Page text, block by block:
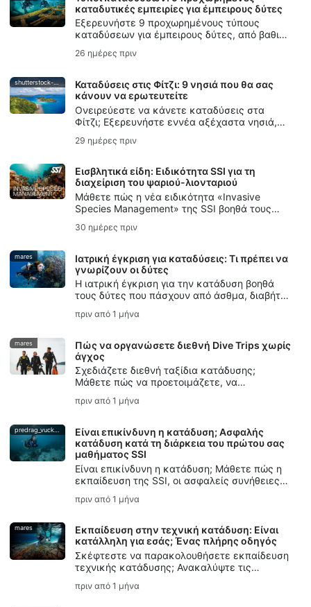
της αναπνοής.
καταδυτικές εμπειρίες για έμπειρους δύτες
Εξερευνήστε 9 προχωρημένους τύπους
καταδύσεων για έμπειρους δύτες, από βαθιές
καταδύσεις σε σπήλαια, με ρεύμα,
επανακυκλοφορίας (rebreather) και
υποβρύχια φωτογραφία.
26 ημέρες πριν
shutterstock-bell-davey-photography
Καταδύσεις στις Φίτζι: 9 νησιά που θα σας
κάνουν να ερωτευτείτε
Ονειρεύεστε να κάνετε καταδύσεις στα
Φίτζι; Εξερευνήστε εννέα αξέχαστα νησιά,
Taveuni έως την παγκοσμίου φήμης κατάδυση
29 ημέρες πριν
Εισβλητικά είδη: Ειδικότητα SSI για τη
διαχείριση του ψαριού-λιονταριού
Μάθετε πώς η νέα ειδικότητα «Invasive
Species Management» της SSI βοηθά τους
διαχειρίζονται υπεύθυνα το ψάρι-λιοντάρι και
30 ημέρες πριν
mares
Ιατρική έγκριση για καταδύσεις: Τι πρέπει να
γνωρίζουν οι δύτες
Η ιατρική έγκριση για την κατάδυση βοηθά
τους δύτες που πάσχουν από άσθμα, διαβήτη,
προϋπάρχουσες παθήσεις να
πριν από 1 μήνα
mares
Πώς να οργανώσετε διεθνή Dive Trips χωρίς
άγχος
Σχεδιάζετε διεθνή ταξίδια κατάδυσης;
Μάθετε πώς να προετοιμάζετε, να
ετοιμάζετε τις αποσκευές σας, να επιλέγετε
προορισμούς, να διαχειρίζεστε τα λογιστικά
λάθη, για ταξίδια κατάδυσης χωρίς άγχος.
πριν από 1 μήνα
predrag_vuckovic
Είναι επικίνδυνη η κατάδυση; Ασφαλής
κατάδυση κατά τη διάρκεια του πρώτου σας
μαθήματος SSI
Είναι επικίνδυνη η κατάδυση; Μάθετε πώς η
εκπαίδευση της SSI, οι ασφαλείς συνήθειες
η κάλυψη DiveAssure βοηθούν τους νέους
πριν από 1 μήνα
mares
Εκπαίδευση στην τεχνική κατάδυση: Είναι
κατάλληλη για εσάς; Ένας πλήρης οδηγός
Σκέφτεστε να παρακολουθήσετε εκπαίδευση
τεχνικής κατάδυσης; Ανακαλύψτε τις
αρχές ασφάλειας που χρειάζεστε, καθώς και
πριν από 1 μήνα